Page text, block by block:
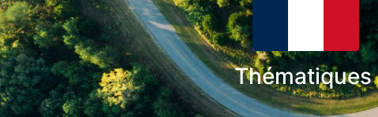
Thématiques